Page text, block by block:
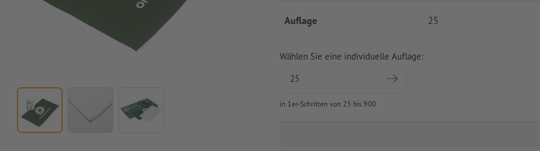
Auflage 25
Wählen Sie eine individuelle Auflage:
in 1er-Schritten von 25 bis 900